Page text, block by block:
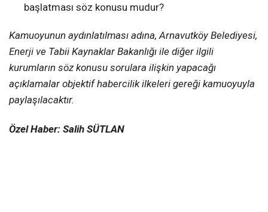
başlatması söz konusu mudur?
Kamuoyunun aydınlatılması adına, Arnavutköy Belediyesi,
Enerji ve Tabii Kaynaklar Bakanlığı ile diğer ilgili
kurumların söz konusu sorulara ilişkin yapacağı
açıklamalar objektif habercilik ilkeleri gereği kamuoyuyla
paylaşılacaktır.
Özel Haber: Salih SÜTLAN